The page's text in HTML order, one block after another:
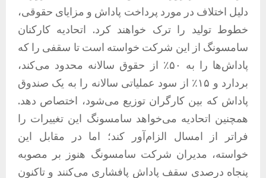
دلیل اختلاف در مورد پرداخت پاداش و مزایای حقوقی،
خطوط تولید را ترک خواهند کرد. اتحادیه کارکنان
سامسونگ از این شرکت خواسته است تا سقفی را که
پاداش‌ها را به ۵۰٪ از حقوق سالانه محدود می‌کند،
بردارد و ۱۵٪ از سود عملیاتی سالانه را به یک صندوق
پاداش که بین کارگران توزیع می‌شود، اختصاص دهد.
همچنین اتحادیه می‌خواهد سامسونگ این تغییرات را
فراتر از امسال الزام‌آور کند؛ اما در مقابل این
خواسته، مدیران شرکت سامسونگ هنوز بر مصوبه
پنجاه درصدی سقف پاداش پافشاری می‌کنند و تاکنون